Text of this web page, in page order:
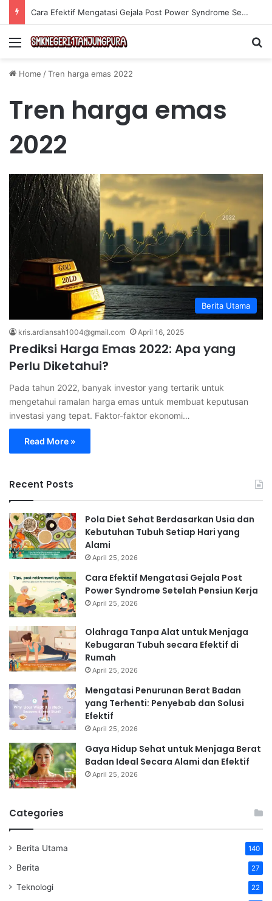
Cara Efektif Mengatasi Gejala Post Power Syndrome Setelah Pensiun Kerja
Menu
Home /Tren harga emas 2022
Tren harga emas
2022
Berita Utama
kris.ardiansah1004@gmail.com April 16, 2025
Prediksi Harga Emas 2022: Apa yang
Perlu Diketahui?
Pada tahun 2022, banyak investor yang tertarik untuk
mengetahui ramalan harga emas untuk membuat keputusan
investasi yang tepat. Faktor-faktor ekonomi…
Read More »
Recent Posts
Pola Diet Sehat Berdasarkan Usia dan
Kebutuhan Tubuh Setiap Hari yang
Alami
April 25, 2026
Cara Efektif Mengatasi Gejala Post
Power Syndrome Setelah Pensiun Kerja
April 25, 2026
Olahraga Tanpa Alat untuk Menjaga
Kebugaran Tubuh secara Efektif di
Rumah
April 25, 2026
Mengatasi Penurunan Berat Badan
yang Terhenti: Penyebab dan Solusi
Efektif
April 25, 2026
Gaya Hidup Sehat untuk Menjaga Berat
Badan Ideal Secara Alami dan Efektif
April 25, 2026
Categories
Berita Utama 140
Berita 27
Teknologi 22